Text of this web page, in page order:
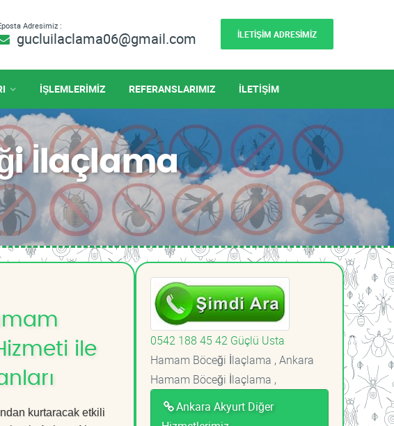
Adresimiz :
gucluilaclama06@gmail.com İLETİŞİM ADRESİMİZ
İŞLEMLERİMİZ REFERANSLARIMIZ İLETİŞİM
İlaçlama
ile
kurtaracak etkili
0542 188 45 42 Güçlü Usta
Hamam Böceği İlaçlama , Ankara
Hamam Böceği İlaçlama ,
Ankara Akyurt Diğer